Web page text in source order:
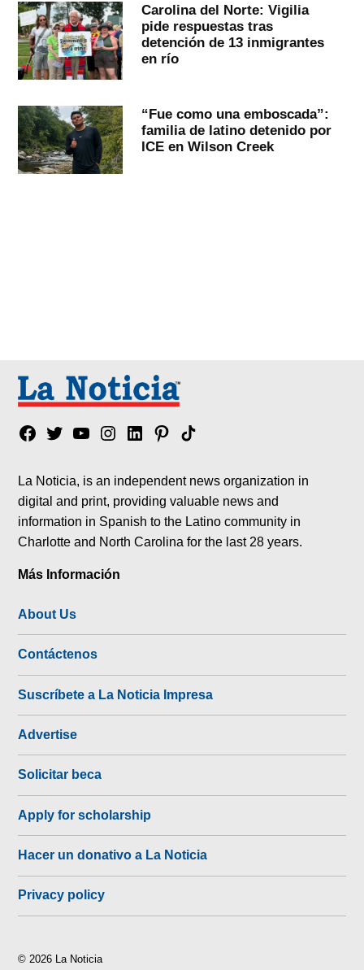
Carolina del Norte: Vigilia
pide respuestas tras
detención de 13 inmigrantes
en río
“Fue como una emboscada”:
familia de latino detenido por
ICE en Wilson Creek
Facebook
TwitterYouTubeInstagram
LinkedinPinterest
Tik
La Noticia, is an independent news organization in
digital and print, providing valuable news and
information in Spanish to the Latino community in
Charlotte and North Carolina for the last 28 years.
Más Información
About Us
Contáctenos
Suscríbete a La Noticia Impresa
Advertise
Solicitar beca
Apply for scholarship
Hacer un donativo a La Noticia
Privacy policy
© 2026 La Noticia